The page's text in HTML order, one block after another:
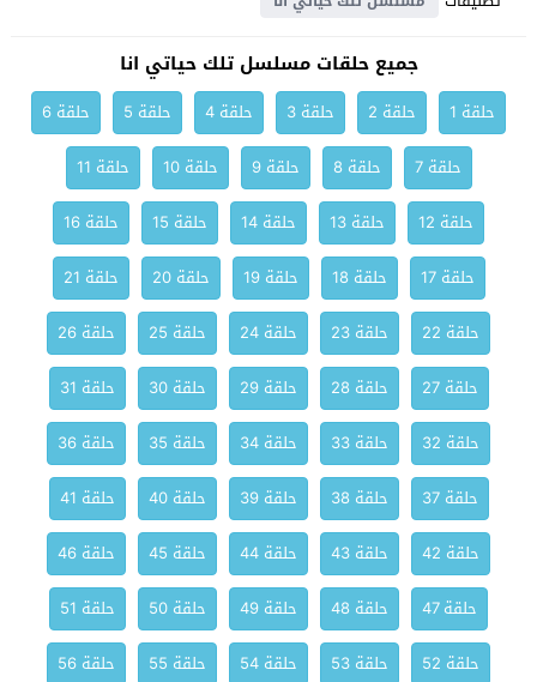
جميع حلقات مسلسل تلك حياتي انا
حلقة 1 حلقة 2 حلقة 3 حلقة 4 حلقة 5
حلقة 6
حلقة 7
حلقة 8 حلقة 9 حلقة 10
حلقة 11
حلقة 12
حلقة 13 حلقة 14 حلقة 15
حلقة 16
حلقة 17
حلقة 18 حلقة 19 حلقة 20
حلقة 21
حلقة 22
حلقة 23 حلقة 24 حلقة 25
حلقة 26
حلقة 27
حلقة 28 حلقة 29 حلقة 30
حلقة 31
حلقة 32
حلقة 33 حلقة 34 حلقة 35
حلقة 36
حلقة 37
حلقة 38 حلقة 39 حلقة 40
حلقة 41
حلقة 42
حلقة 43 حلقة 44 حلقة 45
حلقة 46
حلقة 47
حلقة 48 حلقة 49 حلقة 50
حلقة 51
حلقة 52
حلقة 53 حلقة 54 حلقة 55
حلقة 56